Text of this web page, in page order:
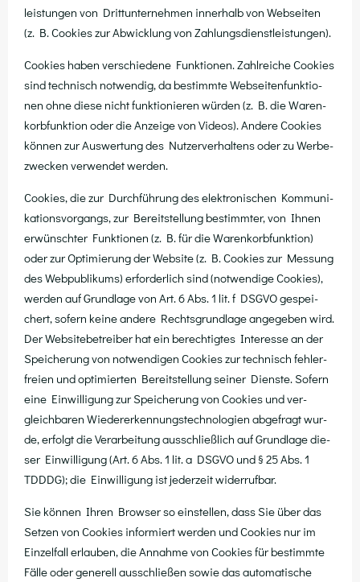
leis­tun­gen von Dritt­un­ter­neh­men inner­halb von Web­sei­ten
(z. B. Coo­kies zur Abwick­lung von Zahlungsdienstleistungen).
Coo­kies haben ver­schie­de­ne Funk­tio­nen. Zahl­rei­che Coo­kies
sind tech­nisch not­wen­dig, da bestimm­te Web­sei­ten­funk­tio­
nen ohne die­se nicht funk­tio­nie­ren wür­den (z. B. die Waren­
korb­funk­ti­on oder die Anzei­ge von Vide­os). Ande­re Coo­kies
kön­nen zur Aus­wer­tung des Nut­zer­ver­hal­tens oder zu Wer­be­
zwe­cken ver­wen­det werden.
Coo­kies, die zur Durch­füh­rung des elek­tro­ni­schen Kom­mu­ni­
ka­ti­ons­vor­gangs, zur Bereit­stel­lung bestimm­ter, von Ihnen
erwünsch­ter Funk­tio­nen (z. B. für die Waren­korb­funk­ti­on)
oder zur Opti­mie­rung der Web­site (z. B. Coo­kies zur Mes­sung
des Web­pu­bli­kums) erfor­der­lich sind (not­wen­di­ge Coo­kies),
wer­den auf Grund­la­ge von Art. 6 Abs. 1 lit. f DSGVO gespei­
chert, sofern kei­ne ande­re Rechts­grund­la­ge ange­ge­ben wird.
Der Web­site­be­trei­ber hat ein berech­tig­tes Inter­es­se an der
Spei­che­rung von not­wen­di­gen Coo­kies zur tech­nisch feh­ler­
frei­en und opti­mier­ten Bereit­stel­lung sei­ner Diens­te. Sofern
eine Ein­wil­li­gung zur Spei­che­rung von Coo­kies und ver­
gleich­ba­ren Wie­der­erken­nungs­tech­no­lo­gien abge­fragt wur­
de, erfolgt die Ver­ar­bei­tung aus­schließ­lich auf Grund­la­ge die­
ser Ein­wil­li­gung (Art. 6 Abs. 1 lit. a DSGVO und § 25 Abs. 1
TDDDG); die Ein­wil­li­gung ist jeder­zeit widerrufbar.
Sie kön­nen Ihren Brow­ser so ein­stel­len, dass Sie über das
Set­zen von Coo­kies infor­miert wer­den und Coo­kies nur im
Ein­zel­fall erlau­ben, die Annah­me von Coo­kies für bestimm­te
Fäl­le oder gene­rell aus­schlie­ßen sowie das auto­ma­ti­sche